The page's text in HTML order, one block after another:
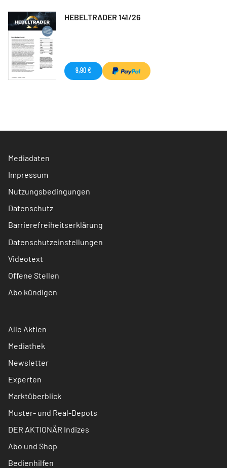
HEBELTRADER 141/26
9,90 €
Mediadaten
Impressum
Nutzungsbedingungen
Datenschutz
Barrierefreiheitserklärung
Datenschutzeinstellungen
Videotext
Offene Stellen
Abo kündigen
Alle Aktien
Mediathek
Newsletter
Experten
Marktüberblick
Muster- und Real-Depots
DER AKTIONÄR Indizes
Abo und Shop
Bedienhilfen